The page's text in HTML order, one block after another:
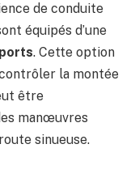
de conduite
équipés d’une
. Cette option
la montée
être
manœuvres
sinueuse.